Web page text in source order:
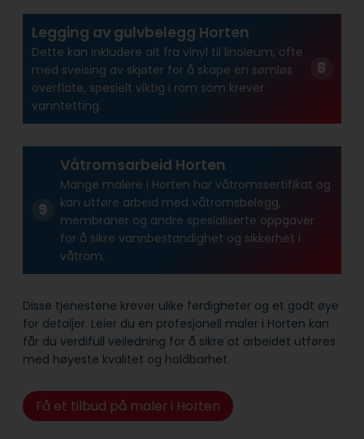
Legging av gulvbelegg Horten
Dette kan inkludere alt fra vinyl til linoleum, ofte
med sveising av skjøter for å skape en sømløs
overflate, spesielt viktig i rom som krever
vanntetting.
Våtromsarbeid Horten
Mange malere i Horten har våtroms­sertifikat og
kan utføre arbeid med våtroms­belegg,
membraner og andre spesialiserte oppgaver
for å sikre vann­bestandighet og sikkerhet i
våtrom.
Disse tjenestene krever ulike ferdigheter og et godt øye
for detaljer. Leier du en profesjonell maler i Horten kan
får du verdifull veiledning for å sikre at arbeidet utføres
med høyeste kvalitet og holdbarhet.
Få et tilbud på maler i Horten